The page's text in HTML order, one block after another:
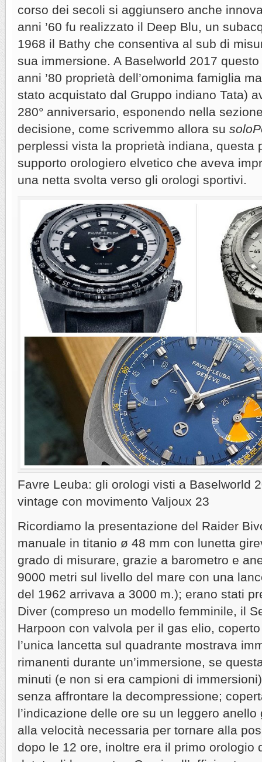
corso dei secoli si aggiunsero anche
anni ’60 fu realizzato il Deep Blu, un
1968 il Bathy che consentiva al sub di
sua immersione. A Baselworld 2017
anni ’80 proprietà dell’omonima famiglia
stato acquistato dal Gruppo indiano Tata)
280° anniversario, esponendo nella
decisione, come scrivemmo allora su
perplessi vista la proprietà indiana, questa
supporto orologiero elvetico che aveva
una netta svolta verso gli orologi sportivi.
Favre Leuba: gli orologi visti a Baselworld
vintage con movimento Valjoux 23
Ricordiamo la presentazione del Raider
manuale in titanio ø 48 mm con lunetta
grado di misurare, grazie a barometro e
9000 metri sul livello del mare con una
del 1962 arrivava a 3000 m.); erano stati
Diver (compreso un modello femminile, il
Harpoon con valvola per il gas elio,
l’unica lancetta sul quadrante mostrava
rimanenti durante un’immersione, se
minuti (e non si era campioni di
senza affrontare la decompressione;
l’indicazione delle ore su un leggero
alla velocità necessaria per tornare alla
dopo le 12 ore, inoltre era il primo orologio